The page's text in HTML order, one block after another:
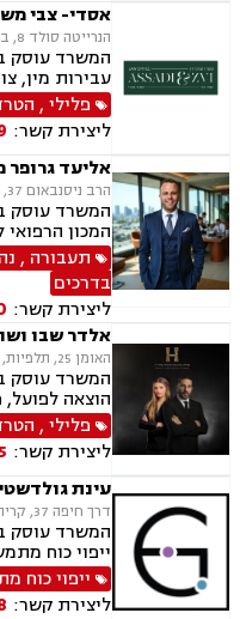
אסדי- צבי
הנרייטה סולד 8, באר שבע
המשרד עוסק
עבירות מין,
רישוי נשק,
סמים, ועדת
לארה"ב,
בינלאומית,
המכון הרפואי
נהיגה, פסילת
פלילי,
ליצירת קשר:
אליעד גרופר
הרב ניסנבאום 37, בת ים
המשרד עוסק
המכון
נהיגה, פסילת
תעבורה ,
בדרכים
ליצירת קשר:
אלדר שבו
האומן 25, תלפיות, ירושלים
המשרד עוסק
הוצאה לפועל,
ליטיגציה
פלילי,
ליצירת קשר:
עינת
דרך חיפה 37, קרית אתא
המשרד עוסק
ייפוי כוח
הסכמי ממון,
חדלות
ייפוי כוח
ליצירת קשר: